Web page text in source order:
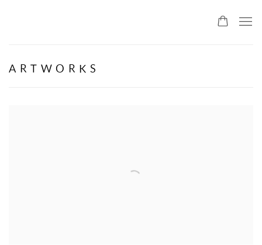
ARTWORKS